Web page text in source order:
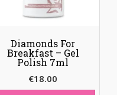
Diamonds For
Breakfast – Gel
Polish 7ml
€18.00